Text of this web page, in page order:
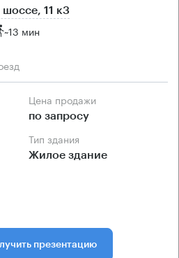
11 к3
~13 мин
Цена продажи
по запросу
Тип здания
Жилое здание
презентацию